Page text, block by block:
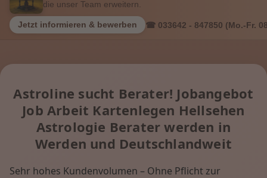
Wahrsagen
Magische Rituale
Pendeln
Lenormandkarten
Menü: Beraterübersicht Kategorien
die unser Team erweitern.
Jetzt informieren & bewerben ☎ 033642 - 847850 (Mo.-Fr.
Astroline sucht Berater! Jobangebot
Job Arbeit Kartenlegen Hellsehen
Astrologie Berater werden in
Werden und Deutschlandweit
Sehr hohes Kundenvolumen – Ohne Pflicht zur